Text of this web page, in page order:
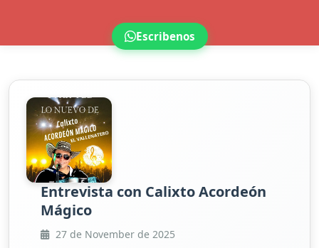
Escribenos
Entrevista con Calixto Acordeón
Mágico
27 de November de 2025